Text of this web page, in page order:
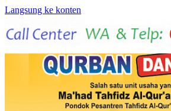
Langsung ke konten